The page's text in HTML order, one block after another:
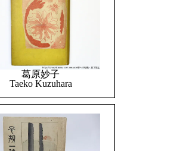
葛原妙子
Taeko Kuzuhara